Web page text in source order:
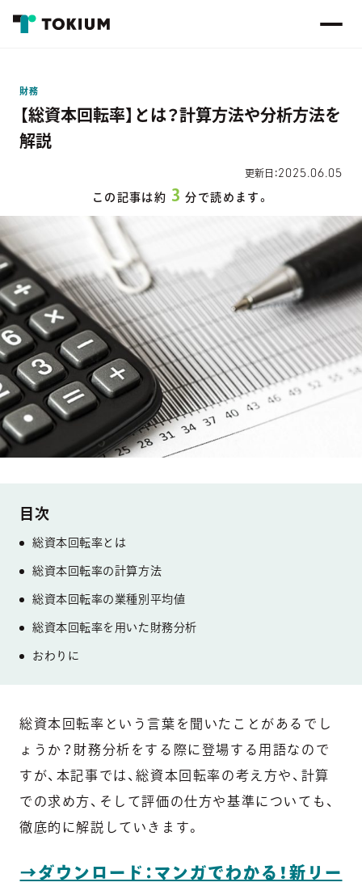
財務
【総資本回転率】とは？計算方法や分析方法を
解説
更新日：2025.06.05
この記事は約 3分で読めます。
総資本回転率とは
総資本回転率の計算方法
総資本回転率の業種別平均値
総資本回転率を用いた財務分析
おわりに
総資本回転率という言葉を聞いたことがあるでし
ょうか？財務分析をする際に登場する用語なので
すが、本記事では、総資本回転率の考え方や、計算
での求め方、そして評価の仕方や基準についても、
徹底的に解説していきます。
→ダウンロード：マンガでわかる！新リー